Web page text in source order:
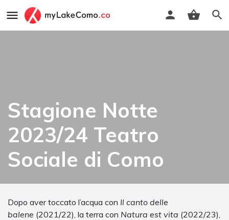
Stagione Notte
2023/24 Teatro
Sociale di Como
Dopo aver toccato l’acqua con Il canto delle
balene (2021/22), la terra con Natura est vita (2022/23),